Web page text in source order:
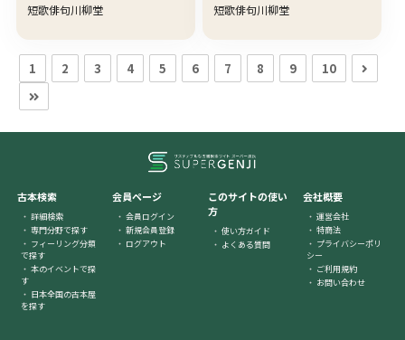
短歌俳句川柳堂 短歌俳句川柳堂
1 2 3 4 5 6 7 8 9 10
古本検索
詳細検索
専門分野で探す
フィーリング分類
で探す
本のイベントで探
す
日本全国の古本屋
を探す
会員ページ
会員ログイン
新規会員登録
ログアウト
このサイトの使い
方
使い方ガイド
よくある質問
会社概要
運営会社
特商法
プライバシーポリ
シー
ご利用規約
お問い合わせ